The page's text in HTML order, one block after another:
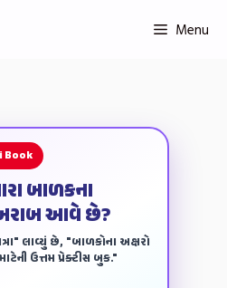
Menu
Book
બાળકના
આવે છે?
લાવ્યું છે, "બાળકોના અક્ષરો
ઉત્તમ પ્રેક્ટીસ બુક."